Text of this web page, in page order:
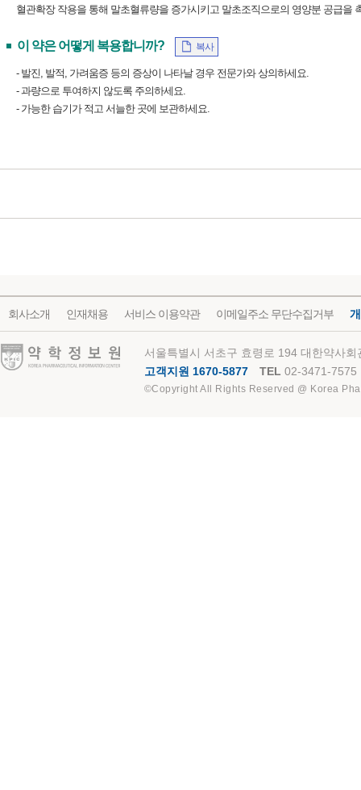
혈관확장 작용을 통해 말초혈류량을 증가시키고 말초조직으로의 영양분 공급을
이 약은 어떻게 복용합니까? 복사
- 발진, 발적, 가려움증 등의 증상이 나타날 경우 전문가와 상의하세요.
- 과량으로 투여하지 않도록 주의하세요.
- 가능한 습기가 적고 서늘한 곳에 보관하세요.
회사소개 인재채용 서비스 이용약관 이메일주소 무단수집거부
약학정보원
서울특별시 서초구 효령로 194 대한약사
고객지원 1670-5877
TEL 02-3471-7575
©Copyright All Rights Reserved @ Korea